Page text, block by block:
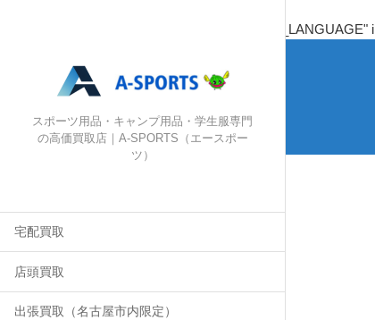
: Undefined array key "HTTP_ACCEPT_LANGUAGE"
スポーツ用品・キャンプ用品・学生服専門
の高価買取店｜A-SPORTS（エースポー
ツ）
宅配買取
店頭買取
出張買取（名古屋市内限定）